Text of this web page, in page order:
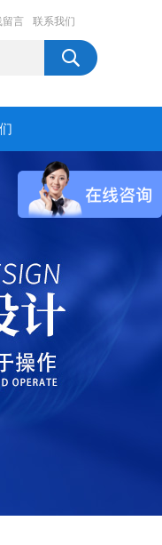
留言 联系我们